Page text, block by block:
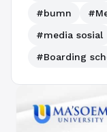
#bumn
#media sosial
#Boarding